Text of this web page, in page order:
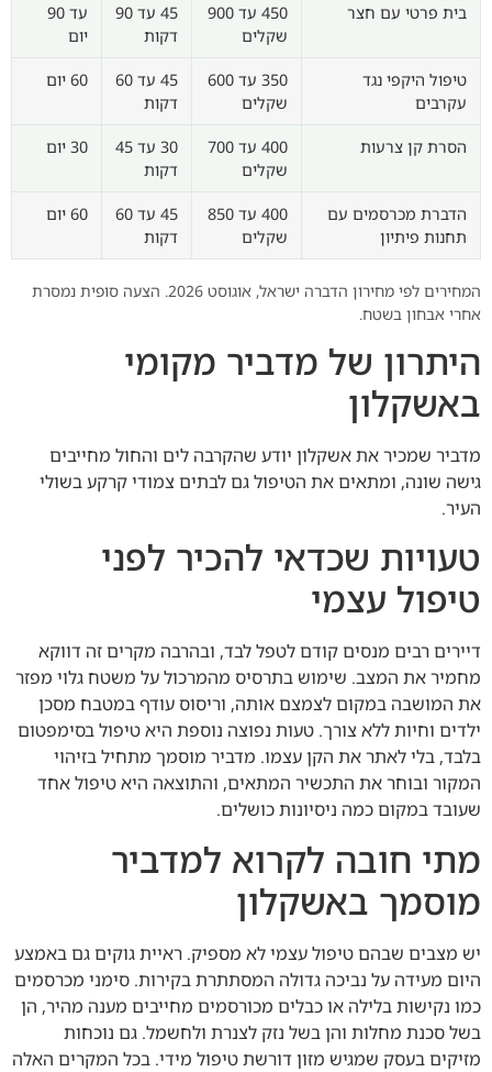
בית פרטי עם חצר
450 עד 900
שקלים
45 עד 90
דקות
עד 90
יום
טיפול היקפי נגד
עקרבים
350 עד 600
שקלים
45 עד 60
דקות
60 יום
הסרת קן צרעות
400 עד 700
שקלים
30 עד 45
דקות
30 יום
הדברת מכרסמים עם
תחנות פיתיון
400 עד 850
שקלים
45 עד 60
דקות
60 יום
המחירים לפי מחירון הדברה ישראל, אוגוסט 2026. הצעה סופית נמסרת
אחרי אבחון בשטח.
היתרון של מדביר מקומי
באשקלון
מדביר שמכיר את אשקלון יודע שהקרבה לים והחול מחייבים
גישה שונה, ומתאים את הטיפול גם לבתים צמודי קרקע בשולי
העיר.
טעויות שכדאי להכיר לפני
טיפול עצמי
דיירים רבים מנסים קודם לטפל לבד, ובהרבה מקרים זה דווקא
מחמיר את המצב. שימוש בתרסיס מהמרכול על משטח גלוי מפזר
את המושבה במקום לצמצם אותה, וריסוס עודף במטבח מסכן
ילדים וחיות ללא צורך. טעות נפוצה נוספת היא טיפול בסימפטום
בלבד, בלי לאתר את הקן עצמו. מדביר מוסמך מתחיל בזיהוי
המקור ובוחר את התכשיר המתאים, והתוצאה היא טיפול אחד
שעובד במקום כמה ניסיונות כושלים.
מתי חובה לקרוא למדביר
מוסמך באשקלון
יש מצבים שבהם טיפול עצמי לא מספיק. ראיית גוקים גם באמצע
היום מעידה על נביכה גדולה המסתתרת בקירות. סימני מכרסמים
כמו נקישות בלילה או כבלים מכורסמים מחייבים מענה מהיר, הן
בשל סכנת מחלות והן בשל נזק לצנרת ולחשמל. גם נוכחות
מזיקים בעסק שמגיש מזון דורשת טיפול מידי. בכל המקרים האלה